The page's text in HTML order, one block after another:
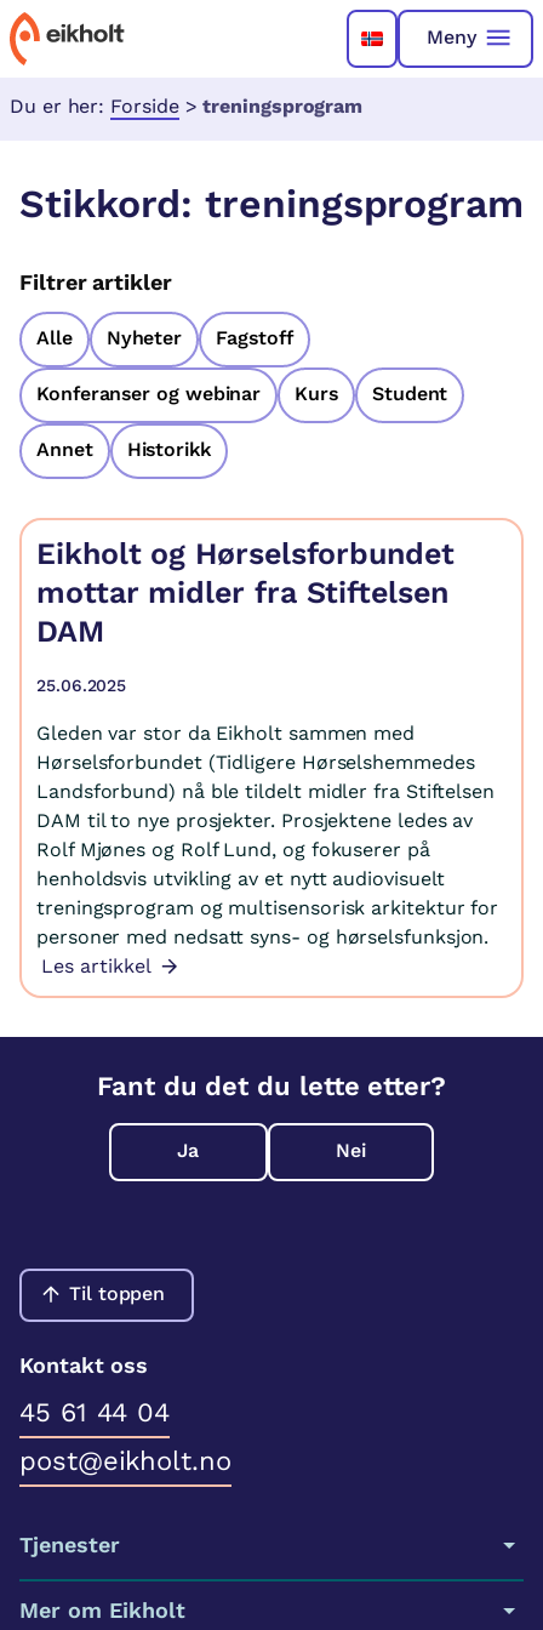
Meny
Du er her: Forside > treningsprogram
Stikkord:treningsprogram
Filtrer artikler
Alle Nyheter Fagstoff
Konferanser og webinar Kurs Student
Annet Historikk
Eikholt og Hørselsforbundet
mottar midler fra Stiftelsen
DAM
25.06.2025
Gleden var stor da Eikholt sammen med
Hørselsforbundet (Tidligere Hørselshemmedes
Landsforbund) nå ble tildelt midler fra Stiftelsen
DAM til to nye prosjekter. Prosjektene ledes av
Rolf Mjønes og Rolf Lund, og fokuserer på
henholdsvis utvikling av et nytt audiovisuelt
treningsprogram og multisensorisk arkitektur for
personer med nedsatt syns- og hørselsfunksjon.
Les artikkel
Fant du det du lette etter?
Ja Nei
Til toppen
Kontakt oss
45 61 44 04
post@eikholt.no
Tjenester
Mer om Eikholt